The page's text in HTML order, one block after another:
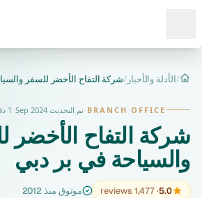
الرئيسية
/الأدلة والأخبار/شركة التفاح الأخضر للسفر
BRANCH OFFICE
·تم التحديث Sep 2024 · 1 دقيقة قراءة
شركة التفاح الأخضر
والسياحة في بر دبي
5.0
· 1,477 reviews موثوق منذ 2012